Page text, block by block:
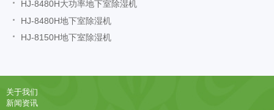
HJ-8480H大功率地下室除湿机
HJ-8480H地下室除湿机
HJ-8150H地下室除湿机
关于我们
新闻资讯